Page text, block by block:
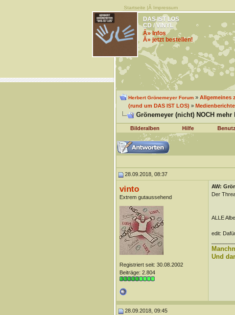
Startseite |Â Impressum
DAS IST LOS
CD / VINYL
Â» Infos
Â» jetzt bestellen!
Herbert Grönemeyer Forum» Allgemeines
(rund um DAS IST LOS) »
Grönemeyer (nicht) NOCH mehr
Bilderalben Hilfe
28.09.2018, 08:37
vinto
Extrem gutaussehend
Registriert seit: 30.08.2002
Beiträge: 2.804
AW:
Der
ALLE
edit:
Und
28.09.2018, 09:45